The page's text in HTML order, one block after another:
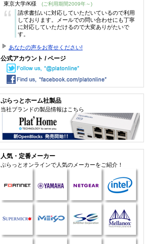
東京大学/K様 (ご利用期間2009年～)
“
請求書払いに対応していただいているので利用
しております。メールでの問い合わせにも丁寧
に対応していただけるので大変ありがたいで
す。
あなたの声をお寄せください!
公式アカウント / ページ
ぷらっとホーム社製品
当社ブランドの製品情報はこちら
人気・定番メーカー
ぷらっとオンラインで人気のメーカーをご紹介！